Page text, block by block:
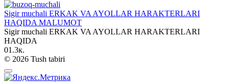
Sigir muchali ERKAK VA AYOLLAR HARAKTERLARI
HAQIDA MALUMOT
Sigir muchali ERKAK VA AYOLLAR HARAKTERLARI
HAQIDA
01.3к.
© 2026 Tush tabiri